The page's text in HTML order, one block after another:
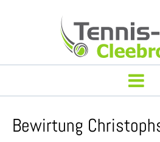
Bewirtung